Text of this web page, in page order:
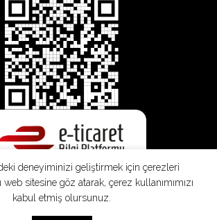
deneyiminizi geliştirmek için çerezleri
sitesine göz atarak, çerez kullanımımızı
kabul etmiş olursunuz.